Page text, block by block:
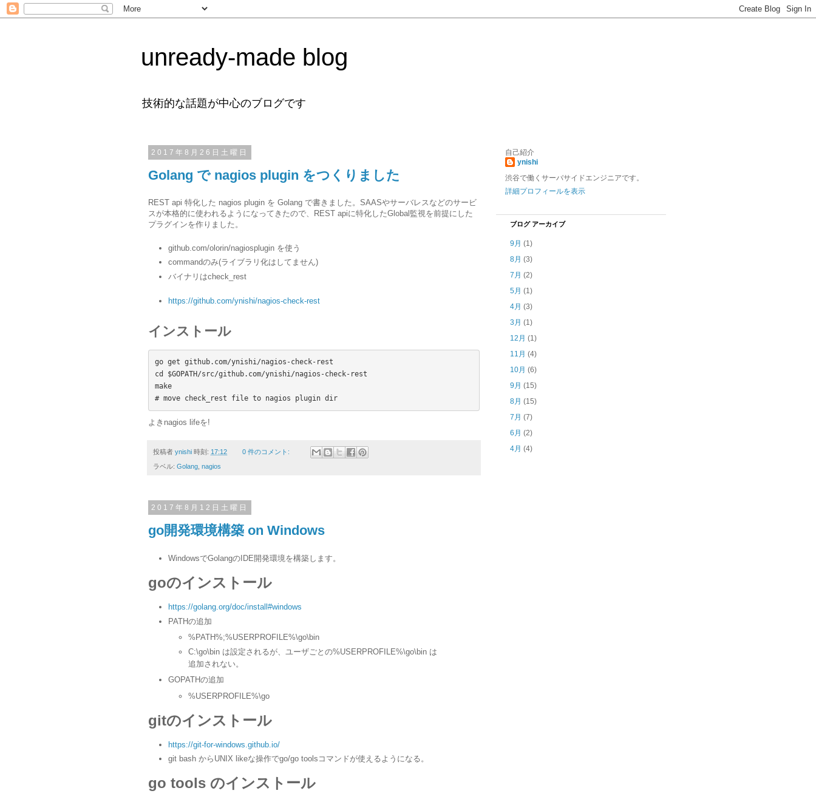
unready-made blog
技術的な話題が中心のブログです
2017年8月26日土曜日
Golang で nagios plugin をつくりました
REST api 特化した nagios plugin を Golang で書きました。SAASやサーバレスなどのサービ
スが本格的に使われるようになってきたので、REST apiに特化したGlobal監視を前提にした
プラグインを作りました。
github.com/olorin/nagiosplugin を使う
commandのみ(ライブラリ化はしてません)
バイナリはcheck_rest
https://github.com/ynishi/nagios-check-rest
インストール
go get github.com/ynishi/nagios-check-rest
cd $GOPATH/src/github.com/ynishi/nagios-check-rest
make
# move check_rest file to nagios plugin dir
よきnagios lifeを!
投稿者 ynishi 時刻: 17:12 0 件のコメント:
ラベル: Golang nagios
2017年8月12日土曜日
go開発環境構築 on Windows
WindowsでGolangのIDE開発環境を構築します。
goのインストール
https://golang.org/doc/install#windows
PATHの追加
%PATH%;%USERPROFILE%\go\bin
C:\go\bin は設定されるが、ユーザごとの%USERPROFILE%\go\bin は
追加されない。
GOPATHの追加
%USERPROFILE%\go
gitのインストール
https://git-for-windows.github.io/
git bash からUNIX likeな操作でgo/go toolsコマンドが使えるようになる。
go tools のインストール
自己紹介
ynishi
渋谷で働くサーバサイドエンジニアです。
詳細プロフィールを表示
ブログ アーカイブ
9月 (1)
8月 (3)
7月 (2)
5月 (1)
4月 (3)
3月 (1)
12月 (1)
11月 (4)
10月 (6)
9月 (15)
8月 (15)
7月 (7)
6月 (2)
4月 (4)